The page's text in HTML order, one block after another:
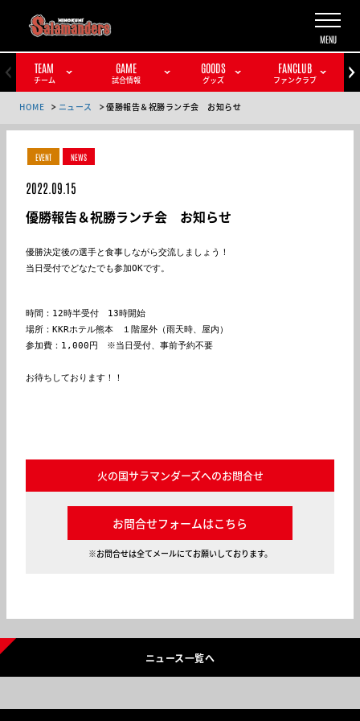
TEAM
チーム
GAME
試合情報
GOODS
グッズ
FANCLUB
ファンクラブ
HOME ニュース 優勝報告＆祝勝ランチ会 お知らせ
EVENT NEWS
2022.09.15
優勝報告＆祝勝ランチ会 お知らせ
優勝決定後の選手と食事しながら交流しましょう！
当日受付でどなたでも参加OKです。
時間：12時半受付　13時開始
場所：KKRホテル熊本　１階屋外（雨天時、屋内）
参加費：1,000円　※当日受付、事前予約不要
お待ちしております！！
火の国サラマンダーズへのお問合せ
お問合せフォームはこちら
※お問合せは全てメールにてお願いしております。
ニュース一覧へ